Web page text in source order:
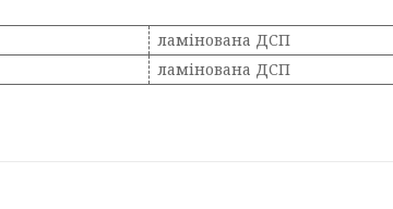
ламінована ДСП
ламінована ДСП